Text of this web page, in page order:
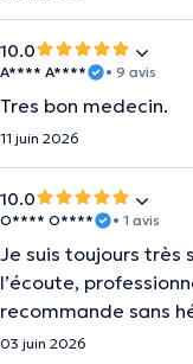
10.0
A**** A**** • 9 avis
Tres bon medecin.
11 juin 2026
10.0
O**** O**** • 1 avis
Je suis toujours très
l’écoute,
recommande sans
03 juin 2026